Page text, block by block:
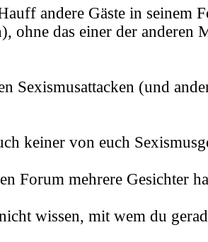
andere Gäste in seinem
ohne das einer der anderen
Sexismusattacken (und
keiner von euch
Forum mehrere Gesichter
wissen, mit wem du